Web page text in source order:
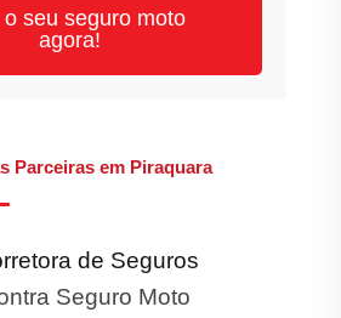
o seu seguro moto
agora!
Parceiras em Piraquara
de Seguros
Seguro Moto